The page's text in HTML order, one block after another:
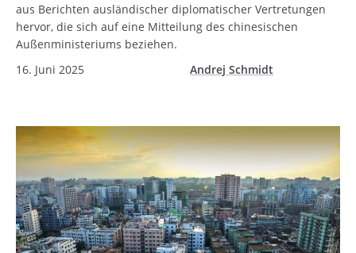
aus Berichten ausländischer diplomatischer Vertretungen
hervor, die sich auf eine Mitteilung des chinesischen
Außenministeriums beziehen.
16. Juni 2025
Andrej Schmidt